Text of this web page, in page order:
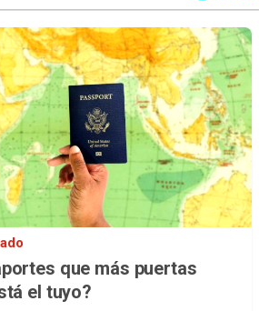
que más puertas
el tuyo?